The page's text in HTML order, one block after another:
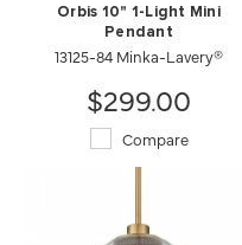
Orbis 10" 1-Light Mini
Pendant
13125-84 Minka-Lavery®
$299.00
Compare